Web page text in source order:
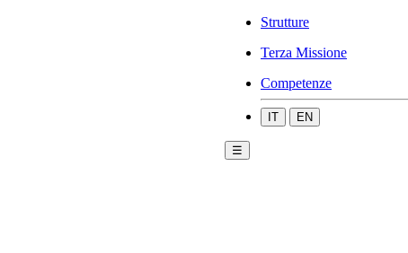
Strutture
Terza Missione
Competenze
IT EN
☰